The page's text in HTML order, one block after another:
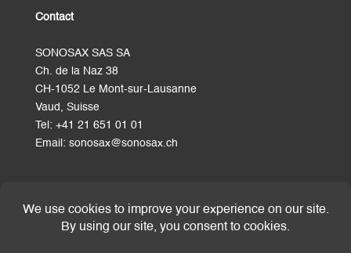
Contact
SONOSAX SAS SA
Ch. de la Naz 38
CH-1052 Le Mont-sur-Lausanne
Vaud, Suisse
Tel: +41 21 651 01 01
Email: sonosax@sonosax.ch